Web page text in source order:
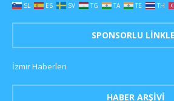
SL
ES SV TG TA TE TH
SPONSORLU
İzmir Haberleri
HABER ARŞIVI